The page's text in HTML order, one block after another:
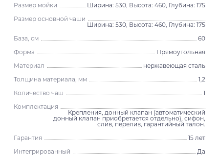
Размер мойки
Ширина: 530, Высота: 460, Глубина: 175
Размер основной чаши
Ширина: 530, Высота: 460, Глубина: 175
База, см
60
Форма
Прямоугольная
Материал
нержавеющая сталь
Толщина материала, мм
1,2
Количество чаш
1
Комплектация
Крепления, донный клапан (автоматический
донный клапан приобретается отдельно), сифон,
слив, перелив, гарантийный талон.
Гарантия
15 лет
Интегрированный
Да